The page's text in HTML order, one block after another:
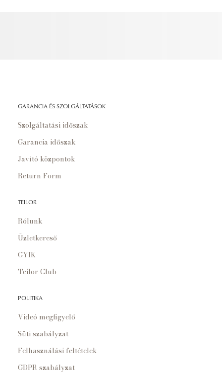
GARANCIA ÉS SZOLGÁLTATÁSOK
Szolgáltatási időszak
Garancia időszak
Javító központok
Return Form
TEILOR
Rólunk
Üzletkereső
GYIK
Teilor Club
POLITIKA
Videó megfigyelő
Süti szabályzat
Felhasználási feltételek
GDPR szabályzat